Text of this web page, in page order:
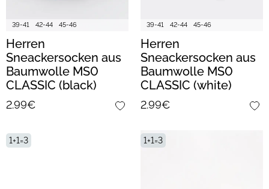
39-41 42-44 45-46
Herren
Sneackersocken aus
Baumwolle MS0
CLASSIC (black)
2.99€
39-41 42-44 45-46
Herren
Sneackersocken aus
Baumwolle MS0
CLASSIC (white)
2.99€
1+1=3 1+1=3